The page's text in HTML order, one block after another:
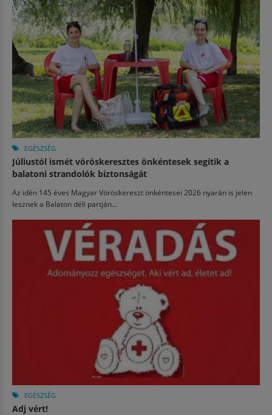
EGÉSZSÉG
Júliustól ismét vöröskeresztes önkéntesek segítik a
balatoni strandolók biztonságát
Az idén 145 éves Magyar Vöröskereszt önkéntesei 2026 nyarán is jelen
lesznek a Balaton déli partján...
EGÉSZSÉG
Adj vért!